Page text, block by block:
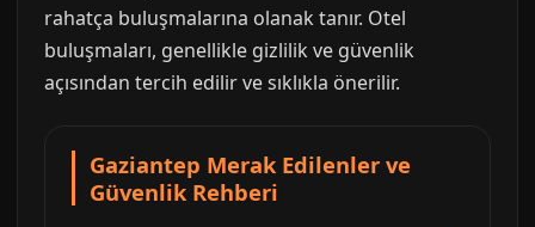
rahatça buluşmalarına olanak tanır. Otel
buluşmaları, genellikle gizlilik ve güvenlik
açısından tercih edilir ve sıklıkla önerilir.
Gaziantep Merak Edilenler ve
Güvenlik Rehberi